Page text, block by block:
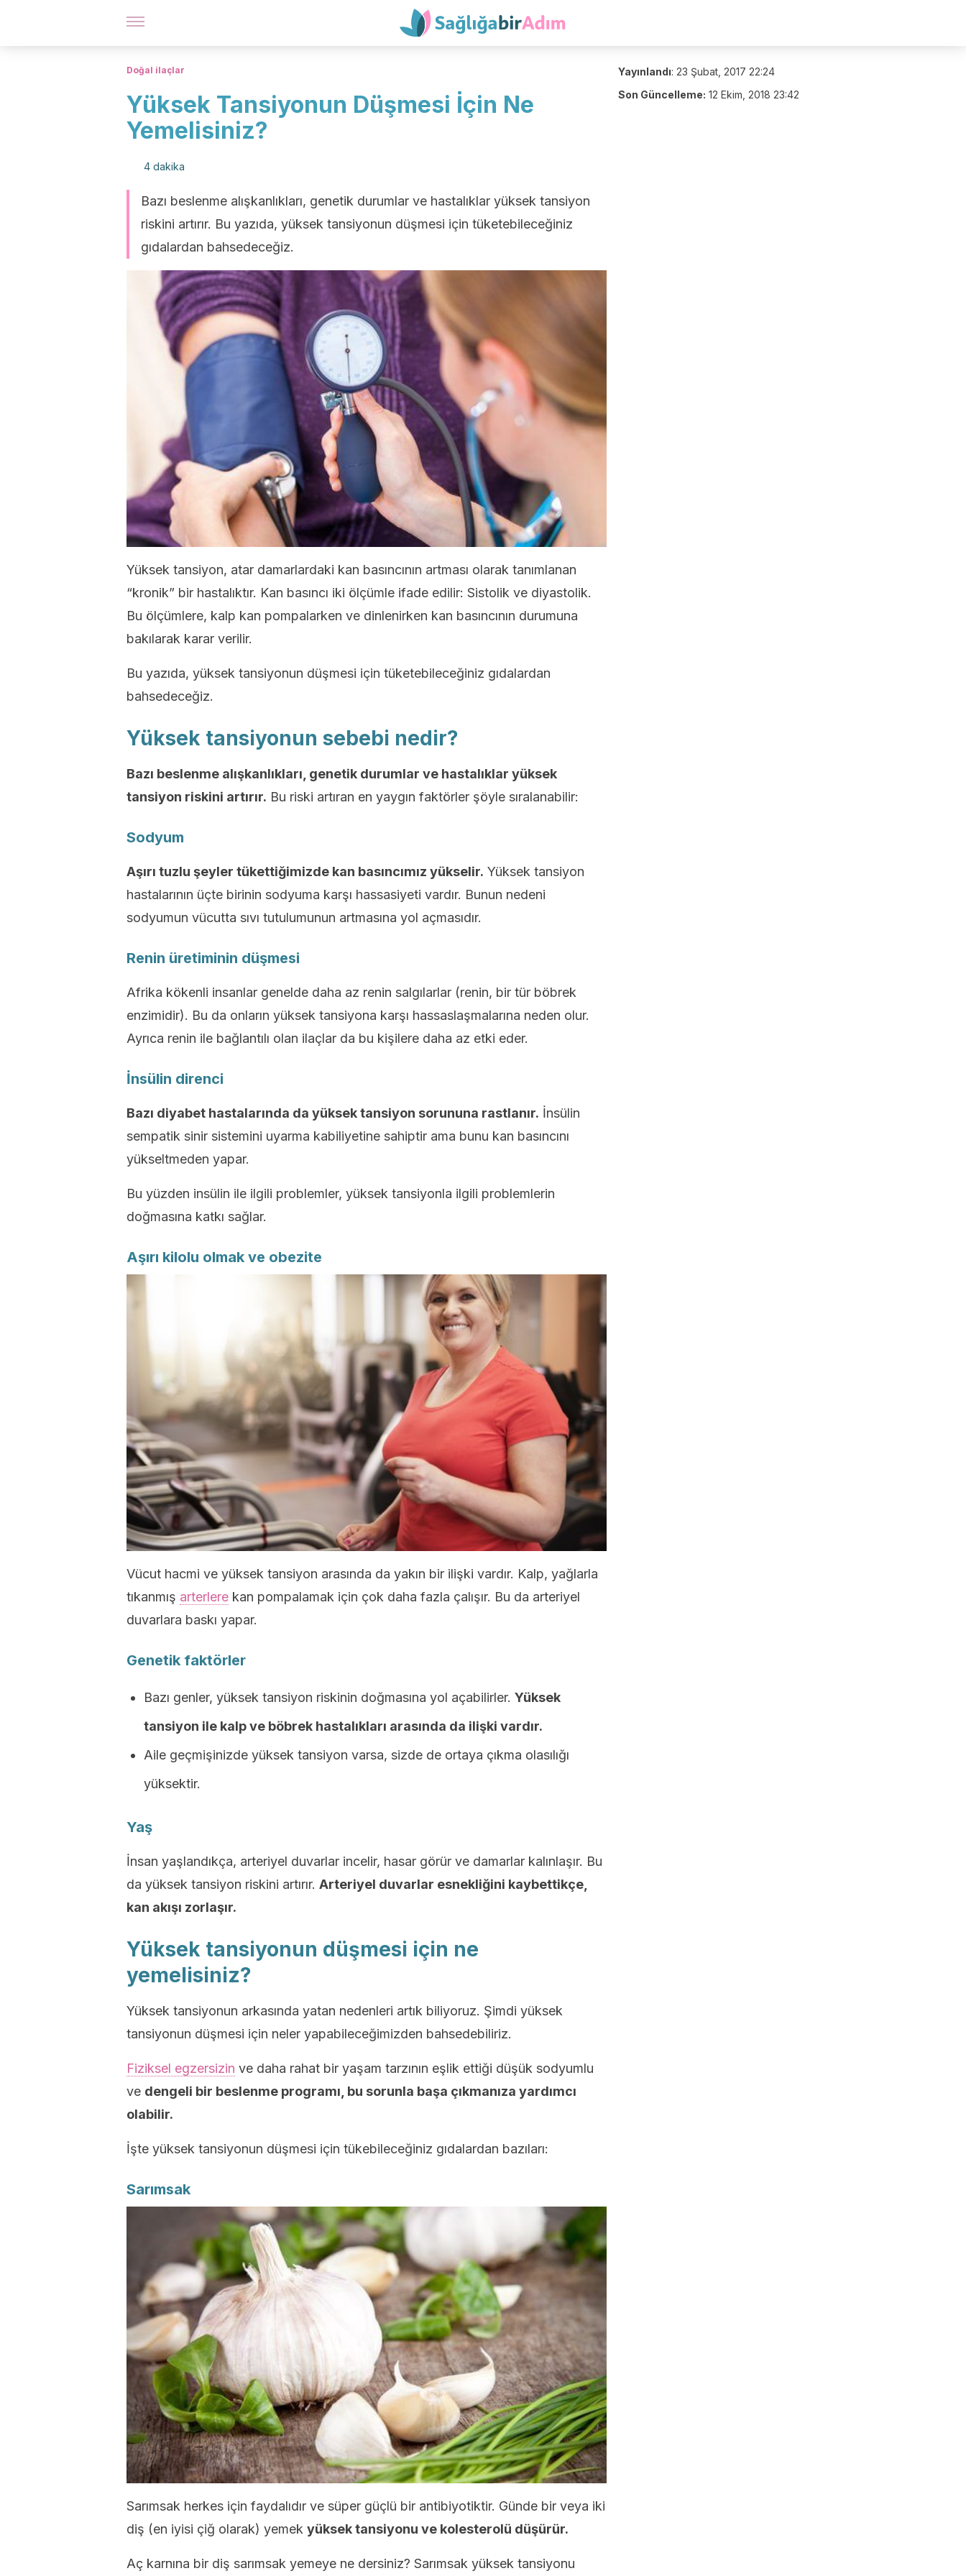
Doğal ilaçlar
Yüksek Tansiyonun Düşmesi İçin Ne
Yemelisiniz?
4 dakika
Bazı beslenme alışkanlıkları, genetik durumlar ve hastalıklar yüksek tansiyon
riskini artırır. Bu yazıda, yüksek tansiyonun düşmesi için tüketebileceğiniz
gıdalardan bahsedeceğiz.
Yüksek tansiyon, atar damarlardaki kan basıncının artması olarak tanımlanan
“kronik” bir hastalıktır. Kan basıncı iki ölçümle ifade edilir: Sistolik ve diyastolik.
Bu ölçümlere, kalp kan pompalarken ve dinlenirken kan basıncının durumuna
bakılarak karar verilir.
Bu yazıda, yüksek tansiyonun düşmesi için tüketebileceğiniz gıdalardan
bahsedeceğiz.
Yüksek tansiyonun sebebi nedir?
Bazı beslenme alışkanlıkları, genetik durumlar ve hastalıklar yüksek
tansiyon riskini artırır. Bu riski artıran en yaygın faktörler şöyle sıralanabilir:
Sodyum
Aşırı tuzlu şeyler tükettiğimizde kan basıncımız yükselir. Yüksek tansiyon
hastalarının üçte birinin sodyuma karşı hassasiyeti vardır. Bunun nedeni
sodyumun vücutta sıvı tutulumunun artmasına yol açmasıdır.
Renin üretiminin düşmesi
Afrika kökenli insanlar genelde daha az renin salgılarlar (renin, bir tür böbrek
enzimidir). Bu da onların yüksek tansiyona karşı hassaslaşmalarına neden olur.
Ayrıca renin ile bağlantılı olan ilaçlar da bu kişilere daha az etki eder.
İnsülin direnci
Bazı diyabet hastalarında da yüksek tansiyon sorununa rastlanır. İnsülin
sempatik sinir sistemini uyarma kabiliyetine sahiptir ama bunu kan basıncını
yükseltmeden yapar.
Bu yüzden insülin ile ilgili problemler, yüksek tansiyonla ilgili problemlerin
doğmasına katkı sağlar.
Aşırı kilolu olmak ve obezite
Vücut hacmi ve yüksek tansiyon arasında da yakın bir ilişki vardır. Kalp, yağlarla
tıkanmış arterlere kan pompalamak için çok daha fazla çalışır. Bu da arteriyel
duvarlara baskı yapar.
Genetik faktörler
Bazı genler, yüksek tansiyon riskinin doğmasına yol açabilirler. Yüksek
tansiyon ile kalp ve böbrek hastalıkları arasında da ilişki vardır.
Aile geçmişinizde yüksek tansiyon varsa, sizde de ortaya çıkma olasılığı
yüksektir.
Yaş
İnsan yaşlandıkça, arteriyel duvarlar incelir, hasar görür ve damarlar kalınlaşır. Bu
da yüksek tansiyon riskini artırır. Arteriyel duvarlar esnekliğini kaybettikçe,
kan akışı zorlaşır.
Yüksek tansiyonun düşmesi için ne
yemelisiniz?
Yüksek tansiyonun arkasında yatan nedenleri artık biliyoruz. Şimdi yüksek
tansiyonun düşmesi için neler yapabileceğimizden bahsedebiliriz.
Fiziksel egzersizin ve daha rahat bir yaşam tarzının eşlik ettiği düşük sodyumlu
ve dengeli bir beslenme programı, bu sorunla başa çıkmanıza yardımcı
olabilir.
İşte yüksek tansiyonun düşmesi için tükebileceğiniz gıdalardan bazıları:
Sarımsak
Sarımsak herkes için faydalıdır ve süper güçlü bir antibiyotiktir. Günde bir veya iki
diş (en iyisi çiğ olarak) yemek yüksek tansiyonu ve kolesterolü düşürür.
Aç karnına bir diş sarımsak yemeye ne dersiniz? Sarımsak yüksek tansiyonu
Yayınlandı: 23 Şubat, 2017 22:24
Son Güncelleme: 12 Ekim, 2018 23:42